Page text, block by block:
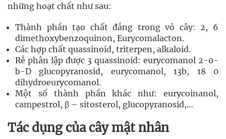
những hoạt chất như sau:
Thành phần tạo chất đắng trong vỏ cây: 2, 6
dimethoxybenzoquinon, Eurycomalacton.
Các hợp chất quassinoid, triterpen, alkaloid.
Rễ phân lập được 3 quassinoid: eurycomanol 2-0-
b-D glucopyranosid, eurycomanol, 13b, 18 0
dihydroeurycomanol.
Một số thành phần khác như: eurycoinanol,
campestrol, β – sitosterol, glucopyranosid,…
Tác dụng của cây mật nhân